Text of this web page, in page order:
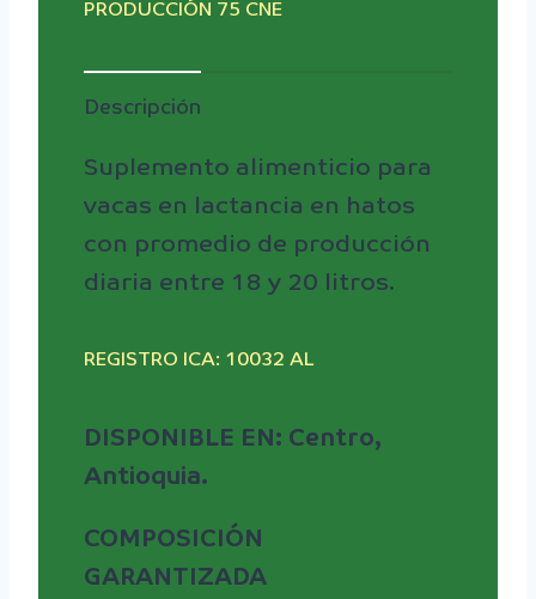
PRODUCCIÓN 75 CNE
Descripción
Suplemento alimenticio para
vacas en lactancia en hatos
con promedio de producción
diaria entre 18 y 20 litros.
REGISTRO ICA: 10032 AL
DISPONIBLE EN: Centro,
Antioquia.
COMPOSICIÓN
GARANTIZADA